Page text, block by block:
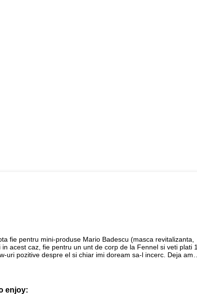
fie pentru mini-produse Mario Badescu (masca revitalizanta,
acest caz, fie pentru un unt de corp de la Fennel si veti plati
uri pozitive despre el si chiar imi doream sa-l incerc. Deja am…
enjoy: